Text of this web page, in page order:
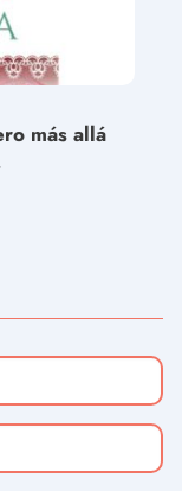
más allá